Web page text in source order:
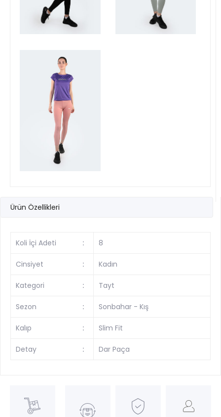
Ürün Özellikleri
Koli İçi Adeti : 8
Cinsiyet : Kadın
Kategori : Tayt
Sezon : Sonbahar - Kış
Kalıp : Slim Fit
Detay : Dar Paça